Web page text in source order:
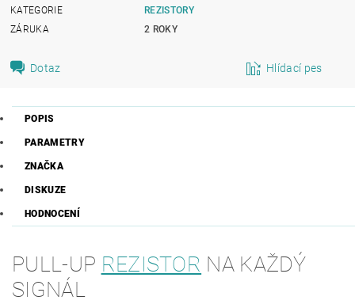
KATEGORIE
REZISTORY
ZÁRUKA
2 ROKY
Dotaz Hlídací pes
POPIS
PARAMETRY
ZNAČKA
DISKUZE
HODNOCENÍ
PULL-UP REZISTOR NA KAŽDÝ
SIGNÁL